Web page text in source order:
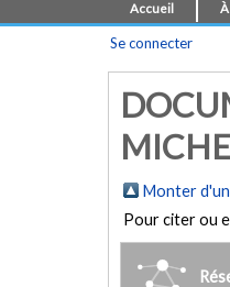
Accueil
Se connecter
Monter
Pour citer ou